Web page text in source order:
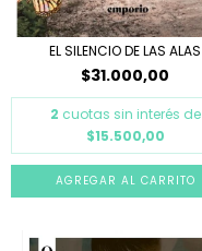
EL SILENCIO DE LAS ALAS
$31.000,00
2 cuotas sin interés de
$15.500,00